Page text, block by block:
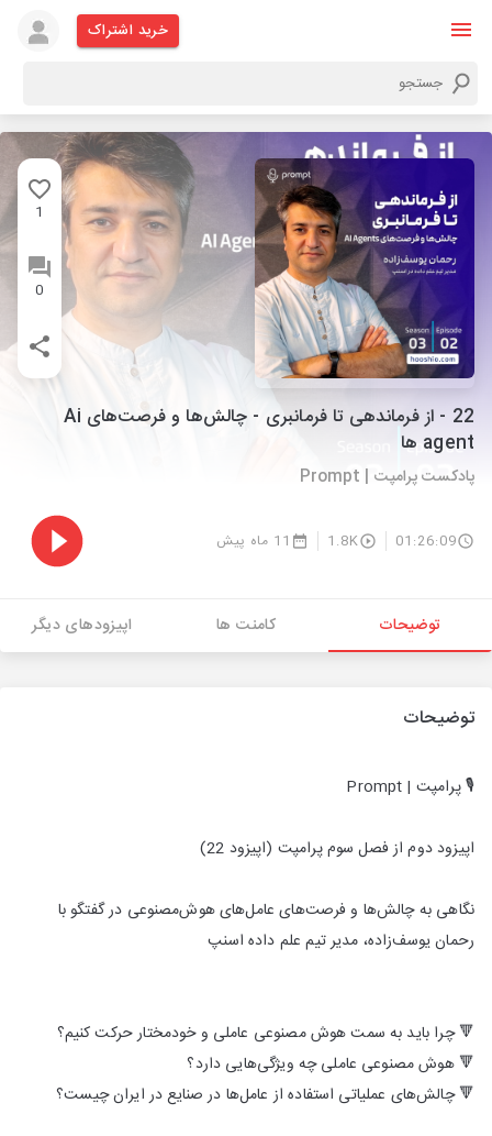
خرید اشتراک
1
0
22 - از فرماندهی تا فرمانبری - چالش‌ها و فرصت‌های Ai
agent ها
پادکست پرامپت | Prompt
01:26:09
1.8K 11 ماه پیش
توضیحات کامنت ها اپیزودهای دیگر
توضیحات
🎙 پرامپت | Prompt
اپیزود دوم از فصل سوم پرامپت (اپیزود 22)
نگاهی به چالش‌ها و فرصت‌های عامل‌های هوش‌مصنوعی در گفتگو با
رحمان یوسف‌زاده، مدیر تیم علم داده اسنپ
🔻 چرا باید به سمت هوش مصنوعی عاملی و خودمختار حرکت کنیم؟
🔻 هوش مصنوعی عاملی چه ویژگی‌هایی دارد؟
🔻 چالش‌های عملیاتی استفاده از عامل‌ها در صنایع در ایران چیست؟